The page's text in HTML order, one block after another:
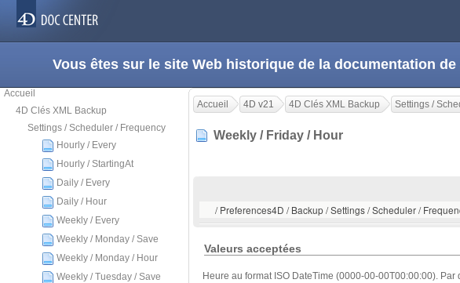
Vous êtes sur le site Web historique de la documentation
Accueil
4D Clés XML Backup
Settings / Scheduler / Frequency
Hourly / Every
Hourly / StartingAt
Daily / Every
Daily / Hour
Weekly / Every
Weekly / Monday / Save
Weekly / Monday / Hour
Weekly / Tuesday / Save
Accueil 4D v21 4D Clés XML Backup Settings /
Weekly / Friday / Hour
/ Preferences4D / Backup / Settings / Scheduler /
Valeurs acceptées
Heure au format ISO DateTime (0000-00-00T00:00:00).